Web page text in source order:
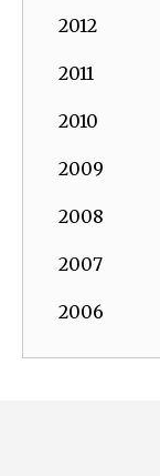
2012
2011
2010
2009
2008
2007
2006